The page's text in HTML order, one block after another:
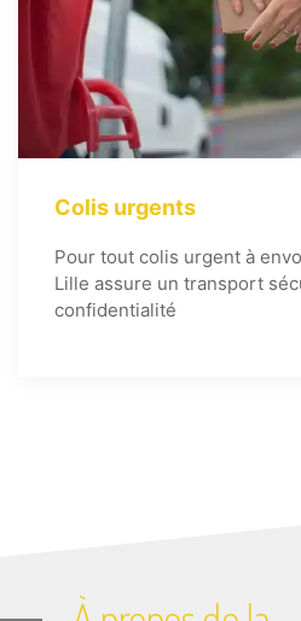
Colis urgents
Pour tout colis urgent à
Lille assure un transport
confidentialité